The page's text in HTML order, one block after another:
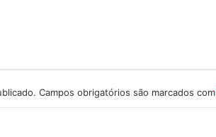
Campos obrigatórios são marcados com